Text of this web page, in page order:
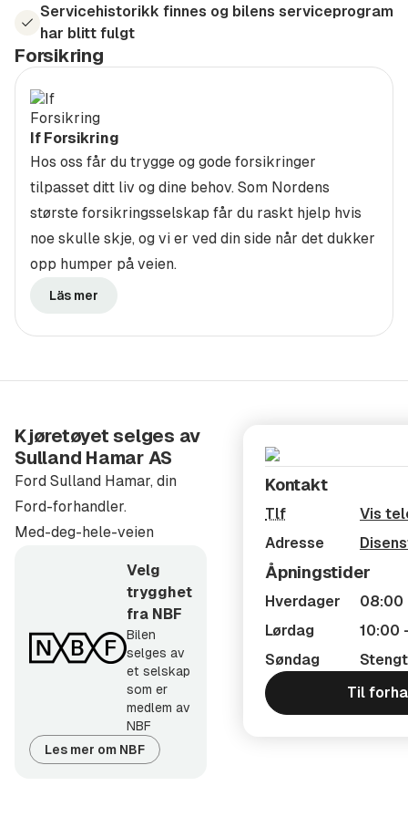
utvidet-garanti
Forsikring
Vi har svært gode avtaler med flere av markedets
ledende forsikringsselskaper.
Våre samarbeidspartnere er: IF Skadeforsikring ,
Gjensidige,Enter, Tryg,
Sulland Trygghet
Å kjøpe bil er for de fleste en stor investering. Derfor er
vi opptatt av at du skal føle deg trygg når du kjøper
brukbil av oss og har derfor konseptet Sulland
TRYGGHET
Vår service-/deleavdeling tilbyr også:
Ettermontering av motorvarmer, DEFA, WEBASTO
etc.
Ettermontering av navigasjonssystem, f.eks.
Garmin, TomTom, mm.
Ettermontering av Radio DAB+ (Til biler uten
fabrikk montert løsning)
Setetrekk kan bestilles, skap ditt eget
skinninteriør.
Bagasjebokser
Sykkelstativ
Kano/kajakk holder
Lasteholdere
Servicehistorikk finnes og bilens serviceprogram
har blitt fulgt
Forsikring
If Forsikring
Hos oss får du trygge og gode forsikringer
tilpasset ditt liv og dine behov. Som Nordens
største forsikringsselskap får du raskt hjelp hvis
noe skulle skje, og vi er ved din side når det dukker
opp humper på veien.
Läs mer
Kjøretøyet selges av
Sulland Hamar AS
Ford Sulland Hamar, din
Ford-forhandler.
Med-deg-hele-veien
Velg
trygghet
fra NBF
Bilen
selges av
et selskap
som er
medlem av
NBF
Les mer om NBF
Kontakt
Tlf
Vis
Adresse
Åpningstider
Hverdager
08:00
Lørdag
10:00
Søndag
Stengt
Til